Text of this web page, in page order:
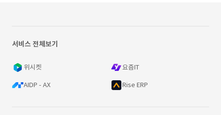
서비스 전체보기
위시켓 요즘IT
AIDP - AX Rise ERP